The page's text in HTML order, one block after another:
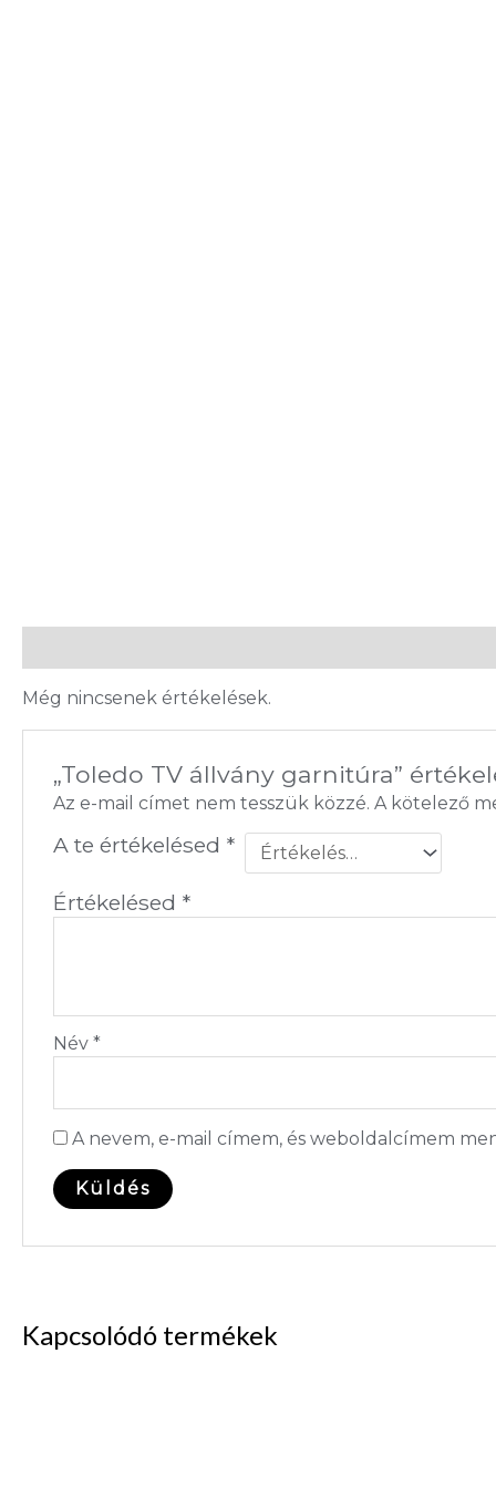
Még nincsenek értékelések.
„Toledo TV állvány garnitúra”
Az e-mail címet nem tesszük közzé. A kötelező
A te értékelésed *
Értékelésed *
Név *
A nevem, e-mail címem, és weboldalcímem
Kapcsolódó termékek